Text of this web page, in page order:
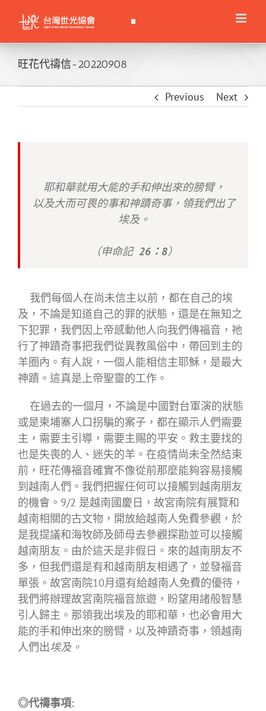
content
旺花代禱信-20220908
Previous Next
耶和華就用大能的手和伸出來的膀臂，
以及大而可畏的事和神蹟奇事，領我們出了
埃及。
（申命記 26：8）
我們每個人在尚未信主以前，都在自己的埃
及，不論是知道自己的罪的狀態，還是在無知之
下犯罪，我們因上帝感動他人向我們傳福音，祂
行了神蹟奇事把我們從異教風俗中，帶回到主的
羊圈內。有人說，一個人能相信主耶穌，是最大
神蹟。這真是上帝聖靈的工作。
在過去的一個月，不論是中國對台軍演的狀態
或是柬埔寨人口拐騙的案子，都在顯示人們需要
主，需要主引導，需要主賜的平安。救主要找的
也是失喪的人、迷失的羊。在疫情尚未全然結束
前，旺花傳福音確實不像從前那麼能夠容易接觸
到越南人們。我們把握任何可以接觸到越南朋友
的機會。9/2 是越南國慶日，故宮南院有展覽和
越南相關的古文物，開放給越南人免費參觀，於
是我提議和海牧師及師母去參觀探勘並可以接觸
越南朋友。由於這天是非假日。來的越南朋友不
多，但我們還是有和越南朋友相遇了，並發福音
單張。故宮南院10月還有給越南人免費的優待，
我們將辦理故宮南院福音旅遊，盼望用諸般智慧
引人歸主。那領我出埃及的耶和華，也必會用大
能的手和伸出來的膀臂，以及神蹟奇事，領越南
人們出埃及。
◎代禱事項: